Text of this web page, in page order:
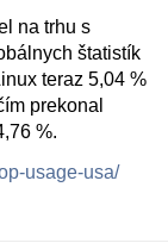
na trhu s
štatistík
teraz 5,04 %
prekonal
%.
usage-usa/